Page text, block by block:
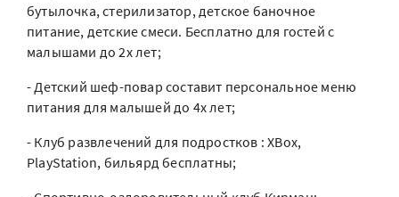
бутылочка, стерилизатор, детское баночное
питание, детские смеси. Бесплатно для гостей с
малышами до 2х лет;
- Детский шеф-повар составит персональное меню
питания для малышей до 4х лет;
- Клуб развлечений для подростков : XBox,
PlayStation, бильярд бесплатны;